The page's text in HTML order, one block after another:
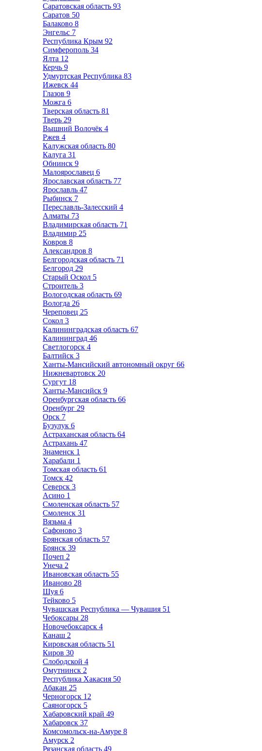
Саратовская область 93
Саратов 50
Балаково 8
Энгельс 7
Республика Крым 92
Симферополь 34
Ялта 12
Керчь 9
Удмуртская Республика 83
Ижевск 44
Глазов 9
Можга 6
Тверская область 81
Тверь 29
Вышний Волочёк 4
Ржев 4
Калужская область 80
Калуга 31
Обнинск 9
Малоярославец 6
Ярославская область 77
Ярославль 47
Рыбинск 7
Переславль-Залесский 4
Алматы 73
Владимирская область 71
Владимир 25
Ковров 8
Александров 8
Белгородская область 71
Белгород 29
Старый Оскол 5
Строитель 3
Вологодская область 69
Вологда 26
Череповец 25
Сокол 3
Калининградская область 67
Калининград 46
Светлогорск 4
Балтийск 3
Ханты-Мансийский автономный округ 66
Нижневартовск 20
Сургут 18
Ханты-Мансийск 9
Оренбургская область 66
Оренбург 29
Орск 7
Бузулук 6
Астраханская область 64
Астрахань 47
Знаменск 1
Харабали 1
Томская область 61
Томск 42
Северск 3
Асино 1
Смоленская область 57
Смоленск 31
Вязьма 4
Сафоново 3
Брянская область 57
Брянск 39
Почеп 2
Унеча 2
Ивановская область 55
Иваново 28
Шуя 6
Тейково 5
Чувашская Республика — Чувашия 51
Чебоксары 28
Новочебоксарск 4
Канаш 2
Кировская область 51
Киров 30
Слободской 4
Омутнинск 2
Республика Хакасия 50
Абакан 25
Черногорск 12
Саяногорск 5
Хабаровский край 49
Хабаровск 37
Комсомольск-на-Амуре 8
Амурск 2
Рязанская область 49